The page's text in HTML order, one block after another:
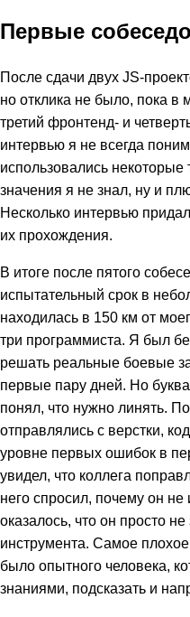
Первые
После сдачи двух JS-
но отклика не было, пока в
третий фронтенд- и
интервью я не всегда
использовались
значения я не знал, ну и
Несколько интервью
их прохождения.
В итоге после пятого
испытательный срок в
находилась в 150 км от
три программиста. Я был
решать реальные боевые
первые пару дней. Но
понял, что нужно линять.
отправлялись с верстки,
уровне первых ошибок в
увидел, что коллега
него спросил, почему он
оказалось, что он просто
инструмента. Самое
было опытного человека,
знаниями, подсказать и